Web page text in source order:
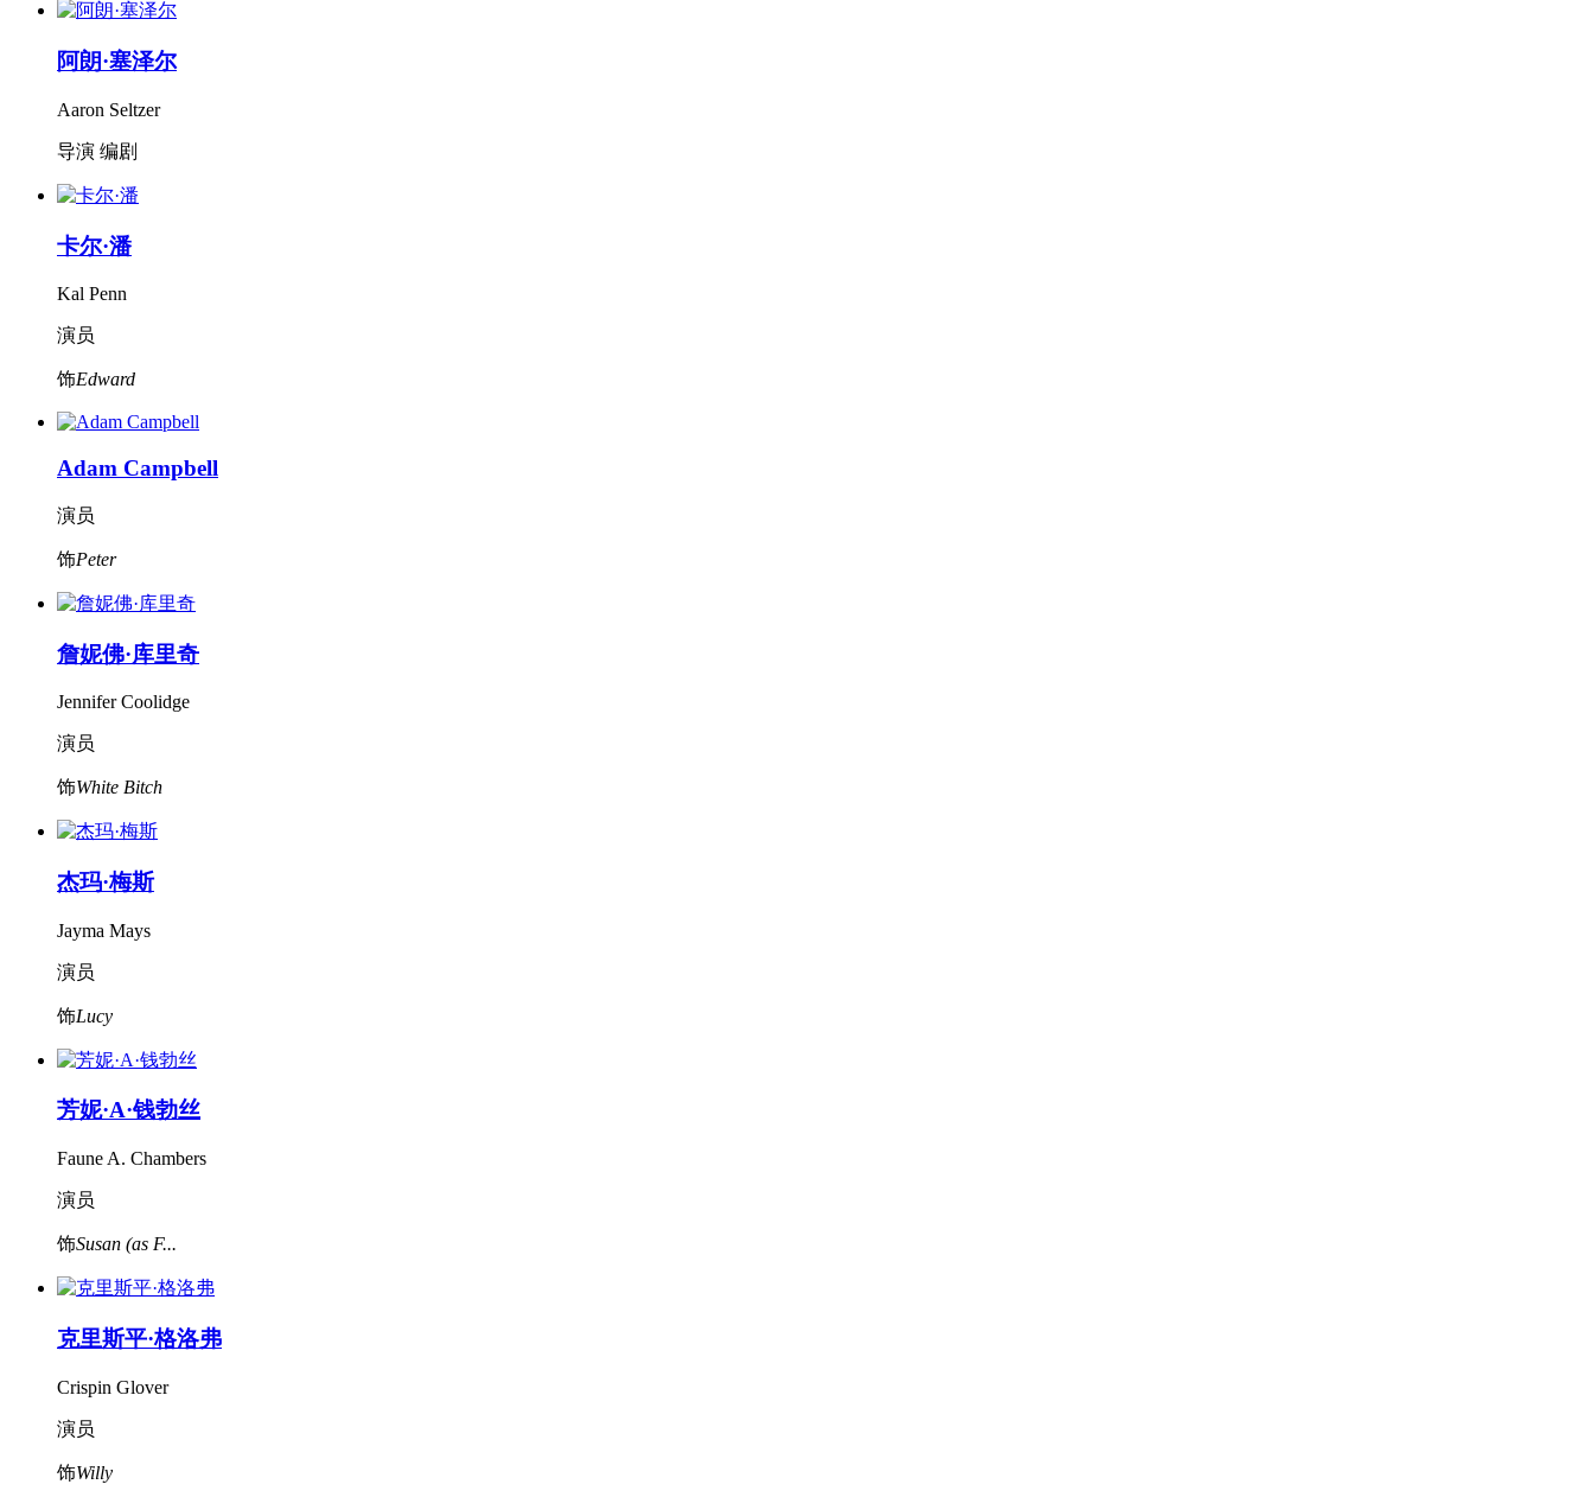
阿朗·塞泽尔
Aaron Seltzer
导演 编剧
卡尔·潘
Kal Penn
演员
饰Edward
Adam Campbell
演员
饰Peter
詹妮佛·库里奇
Jennifer Coolidge
演员
饰White Bitch
杰玛·梅斯
Jayma Mays
演员
饰Lucy
芳妮·A·钱勃丝
Faune A. Chambers
演员
饰Susan (as F...
克里斯平·格洛弗
Crispin Glover
演员
饰Willy